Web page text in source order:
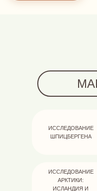
ИССЛЕДОВАНИЕ
ШПИЦБЕРГЕНА
ИССЛЕДОВАНИЕ
АРКТИКИ:
ИСЛАНДИЯ И